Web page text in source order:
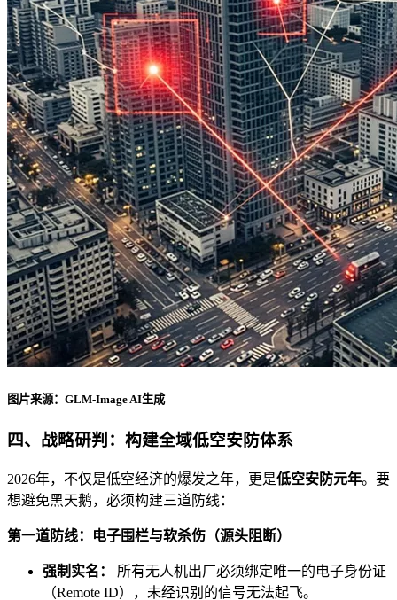
图片来源：GLM-Image AI生成
四、战略研判：构建全域低空安防体系
2026年，不仅是低空经济的爆发之年，更是低空安防元年。要
想避免黑天鹅，必须构建三道防线：
第一道防线：电子围栏与软杀伤（源头阻断）
强制实名：
所有无人机出厂必须绑定唯一的电子身份证
（Remote ID），未经识别的信号无法起飞。